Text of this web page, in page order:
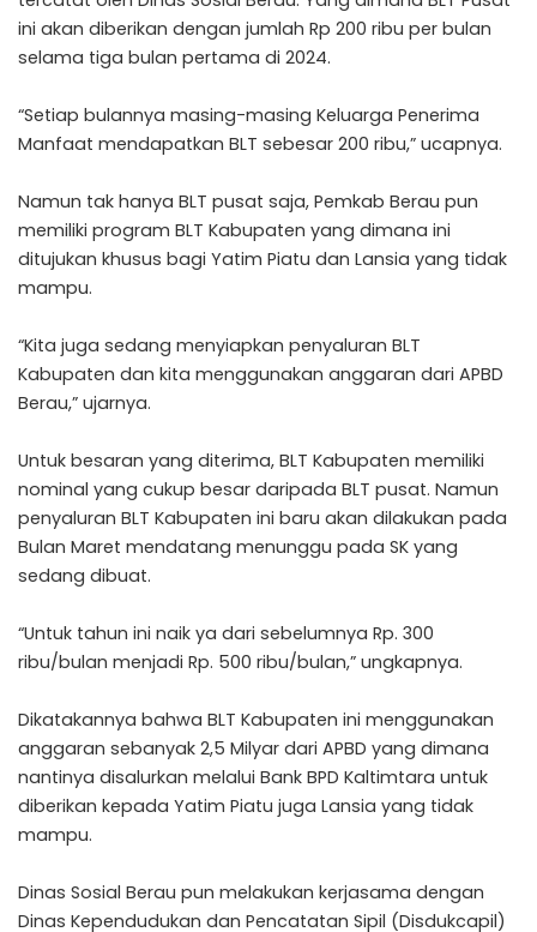
ini akan diberikan dengan jumlah Rp 200 ribu per bulan
selama tiga bulan pertama di 2024.
“Setiap bulannya masing-masing Keluarga Penerima
Manfaat mendapatkan BLT sebesar 200 ribu,” ucapnya.
Namun tak hanya BLT pusat saja, Pemkab Berau pun
memiliki program BLT Kabupaten yang dimana ini
ditujukan khusus bagi Yatim Piatu dan Lansia yang tidak
mampu.
“Kita juga sedang menyiapkan penyaluran BLT
Kabupaten dan kita menggunakan anggaran dari APBD
Berau,” ujarnya.
Untuk besaran yang diterima, BLT Kabupaten memiliki
nominal yang cukup besar daripada BLT pusat. Namun
penyaluran BLT Kabupaten ini baru akan dilakukan pada
Bulan Maret mendatang menunggu pada SK yang
sedang dibuat.
“Untuk tahun ini naik ya dari sebelumnya Rp. 300
ribu/bulan menjadi Rp. 500 ribu/bulan,” ungkapnya.
Dikatakannya bahwa BLT Kabupaten ini menggunakan
anggaran sebanyak 2,5 Milyar dari APBD yang dimana
nantinya disalurkan melalui Bank BPD Kaltimtara untuk
diberikan kepada Yatim Piatu juga Lansia yang tidak
mampu.
Dinas Sosial Berau pun melakukan kerjasama dengan
Dinas Kependudukan dan Pencatatan Sipil (Disdukcapil)